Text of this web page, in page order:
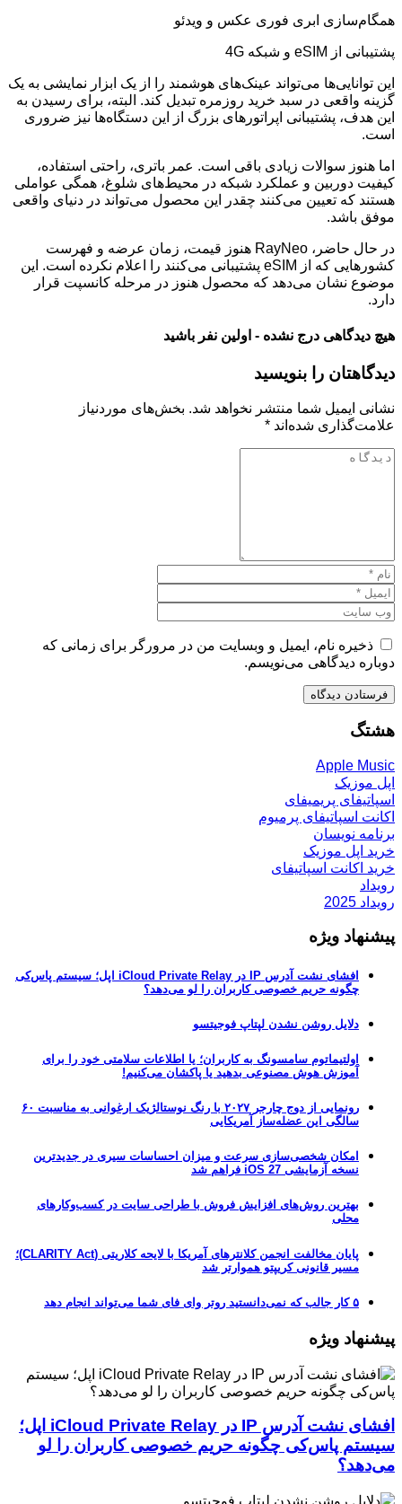
همگام‌سازی ابری فوری عکس و ویدئو
پشتیبانی از eSIM و شبکه 4G
این توانایی‌ها می‌تواند عینک‌های هوشمند را از یک ابزار نمایشی به یک
گزینه واقعی در سبد خرید روزمره تبدیل کند. البته، برای رسیدن به
این هدف، پشتیبانی اپراتورهای بزرگ از این دستگاه‌ها نیز ضروری
است.
اما هنوز سوالات زیادی باقی است. عمر باتری، راحتی استفاده،
کیفیت دوربین و عملکرد شبکه در محیط‌های شلوغ، همگی عواملی
هستند که تعیین می‌کنند چقدر این محصول می‌تواند در دنیای واقعی
موفق باشد.
در حال حاضر، RayNeo هنوز قیمت، زمان عرضه و فهرست
کشورهایی که از eSIM پشتیبانی می‌کنند را اعلام نکرده است. این
موضوع نشان می‌دهد که محصول هنوز در مرحله کانسپت قرار
دارد.
هیچ دیدگاهی درج نشده - اولین نفر باشید
دیدگاهتان را بنویسید
نشانی ایمیل شما منتشر نخواهد شد. بخش‌های موردنیاز
علامت‌گذاری شده‌اند *
ذخیره نام، ایمیل و وبسایت من در مرورگر برای زمانی که
دوباره دیدگاهی می‌نویسم.
هشتگ
Apple Music
اپل موزیک
اسپاتیفای پریمیفای
اکانت اسپاتیفای پرمیوم
برنامه نویسان
خرید اپل موزیک
خرید اکانت اسپاتیفای
رویداد
رویداد 2025
پیشنهاد ویژه
افشای نشت آدرس IP در iCloud Private Relay اپل؛ سیستم پاس‌کی
چگونه حریم خصوصی کاربران را لو می‌دهد؟
دلایل روشن نشدن لپتاپ فوجیتسو
اولتیماتوم سامسونگ به کاربران؛ یا اطلاعات سلامتی خود را برای
آموزش هوش مصنوعی بدهید یا پاکشان می‌کنیم!
رونمایی از دوج چارجر ۲۰۲۷ با رنگ نوستالژیک ارغوانی به مناسبت ۶۰
سالگی این عضله‌ساز آمریکایی
امکان شخصی‌سازی سرعت و میزان احساسات سیری در جدیدترین
نسخه آزمایشی iOS 27 فراهم شد
بهترین روش‌های افزایش فروش با طراحی سایت در کسب‌وکارهای
محلی
پایان مخالفت انجمن کلانترهای آمریکا با لایحه کلاریتی (CLARITY Act)؛
مسیر قانونی کریپتو هموارتر شد
۵ کار جالب که نمی‌دانستید روتر وای فای شما می‌تواند انجام دهد
پیشنهاد ویژه
افشای نشت آدرس IP در iCloud Private Relay اپل؛
سیستم پاس‌کی چگونه حریم خصوصی کاربران را لو
می‌دهد؟